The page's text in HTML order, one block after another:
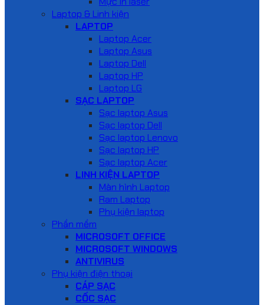
Laptop & Linh kiện
LAPTOP
Laptop Acer
Laptop Asus
Laptop Dell
Laptop HP
Laptop LG
SẠC LAPTOP
Sạc laptop Asus
Sạc laptop Dell
Sạc laptop Lenovo
Sạc laptop HP
Sạc laptop Acer
LINH KIỆN LAPTOP
Màn hình Laptop
Ram Laptop
Phụ kiện laptop
Phần mềm
MICROSOFT OFFICE
MICROSOFT WINDOWS
ANTIVIRUS
Phụ kiện điện thoại
CÁP SẠC
CỐC SẠC